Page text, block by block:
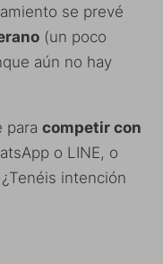
se prevé
(un poco
aún no hay
para competir con
o LINE, o
intención